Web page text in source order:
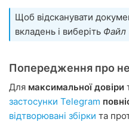
Щоб відсканувати
вкладень і виберіть Файл
Попередження про
Для максимальної довіри
застосунки Telegram
відтворювані збірки та